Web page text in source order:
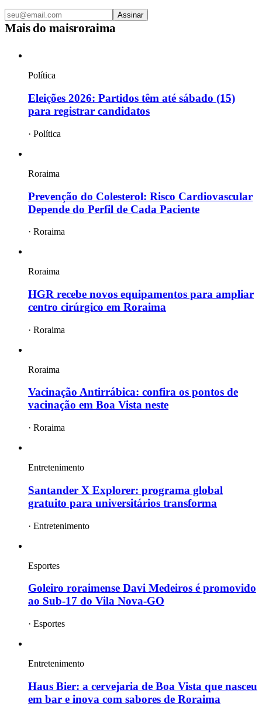
Assinar
Mais do maisroraima
Política
Eleições 2026: Partidos têm até sábado (15)
para registrar candidatos
· Política
Roraima
Prevenção do Colesterol: Risco Cardiovascular
Depende do Perfil de Cada Paciente
· Roraima
Roraima
HGR recebe novos equipamentos para ampliar
centro cirúrgico em Roraima
· Roraima
Roraima
Vacinação Antirrábica: confira os pontos de
vacinação em Boa Vista neste
· Roraima
Entretenimento
Santander X Explorer: programa global
gratuito para universitários transforma
· Entretenimento
Esportes
Goleiro roraimense Davi Medeiros é promovido
ao Sub-17 do Vila Nova-GO
· Esportes
Entretenimento
Haus Bier: a cervejaria de Boa Vista que nasceu
em bar e inova com sabores de Roraima